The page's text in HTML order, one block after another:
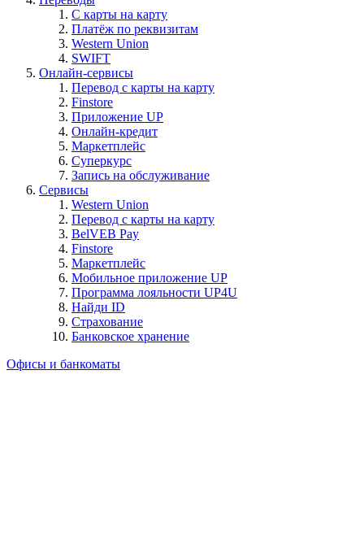
С карты на карту
Платёж по реквизитам
Western Union
SWIFT
Онлайн-сервисы
Перевод с карты на карту
Finstore
Приложение UP
Онлайн-кредит
Маркетплейс
Суперкурс
Запись на обслуживание
Сервисы
Western Union
Перевод с карты на карту
BelVEB Pay
Finstore
Маркетплейс
Мобильное приложение UP
Программа лояльности UP4U
Найди ID
Страхование
Банковское хранение
Офисы и банкоматы